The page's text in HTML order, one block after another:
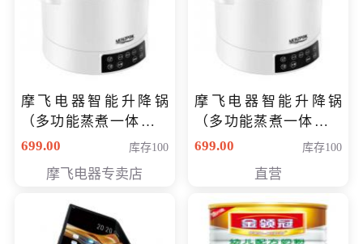
摩飞电器智能升降锅
（多功能蒸煮一体锅）
（智能升降养生锅） 会
699.00 库存100
摩飞电器专卖店
摩飞电器智能升降锅
（多功能蒸煮一体锅）
（智能升降养生锅） 会
699.00 库存100
直营